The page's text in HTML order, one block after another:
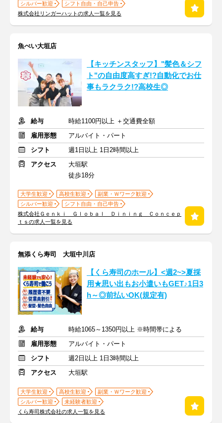
シルバー歓迎
シフト自由・自己申告
株式会社リンガーハットの求人一覧を見る
魚べい大垣店
【キッチンスタッフ】"髪色＆シフ
ト"の自由度高すぎ!?自動化でお仕
事もラクラク!?高校生◎
給与
時給1100円以上 ＋交通費全額
雇用形態
アルバイト・パート
シフト
週1日以上 1日2時間以上
アクセス
大垣駅
徒歩18分
大学生歓迎 高校生歓迎
副業・Ｗワーク歓迎
シルバー歓迎
シフト自由・自己申告
株式会社Ｇｅｎｋｉ Ｇｌｏｂａｌ Ｄｉｎｉｎｇ Ｃｏｎｃｅｐ
ｔｓの求人一覧を見る
無添くら寿司 大垣中川店
【くら寿司のホール】<週2~>夏採
用★思い出もお小遣いもGET♪1日3
h～◎前払いOK(規定有)
給与
時給1065～1350円以上 ※時間帯による
雇用形態
アルバイト・パート
シフト
週2日以上 1日3時間以上
アクセス
大垣駅
大学生歓迎 高校生歓迎
副業・Ｗワーク歓迎
シルバー歓迎
未経験者歓迎
くら寿司株式会社の求人一覧を見る